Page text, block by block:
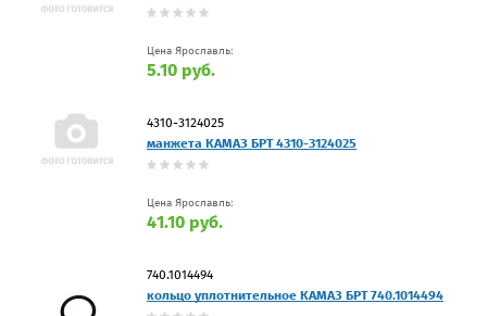
Цена Ярославль:
5.10 руб.
4310-3124025
манжета КАМАЗ БРТ 4310-3124025
Цена Ярославль:
41.10 руб.
740.1014494
кольцо уплотнительное КАМАЗ БРТ 740.1014494